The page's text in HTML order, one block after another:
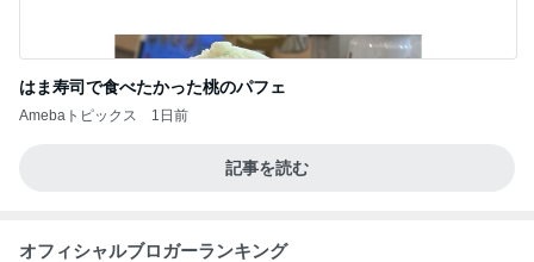
はま寿司で食べたかった桃のパフェ
Amebaトピックス 1日前
記事を読む
オフィシャルブロガーランキング